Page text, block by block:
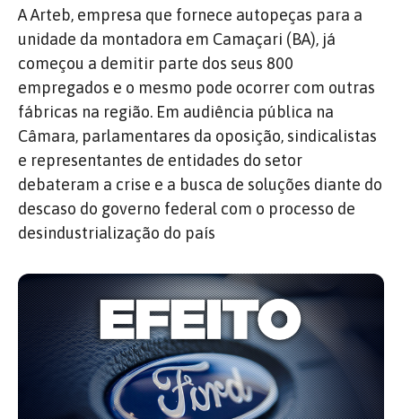
A Arteb, empresa que fornece autopeças para a
unidade da montadora em Camaçari (BA), já
começou a demitir parte dos seus 800
empregados e o mesmo pode ocorrer com outras
fábricas na região. Em audiência pública na
Câmara, parlamentares da oposição, sindicalistas
e representantes de entidades do setor
debateram a crise e a busca de soluções diante do
descaso do governo federal com o processo de
desindustrialização do país